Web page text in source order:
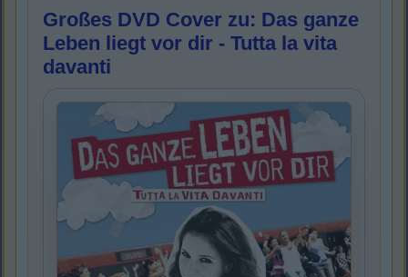
Großes DVD Cover zu: Das ganze
Leben liegt vor dir - Tutta la vita
davanti